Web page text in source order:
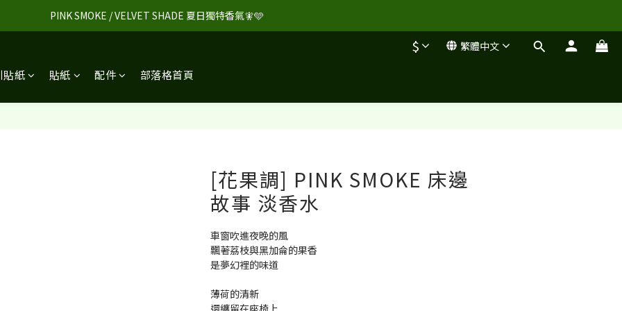
PINK SMOKE / VELVET SHADE 夏日獨特香氣🧚🩵
$ 繁體中文
貼紙 貼紙 配件 部落格首頁
[花果調] PINK SMOKE 床邊
故事 淡香水
車窗吹進夜晚的風
飄著荔枝與黑加侖的果香
是夢幻裡的味道
薄荷的清新
還纏留在座椅上